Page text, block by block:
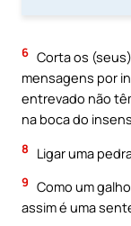
6 Corta os
mensagens por
entrevado não
na boca do
8 Ligar uma
9 Como um
assim é uma